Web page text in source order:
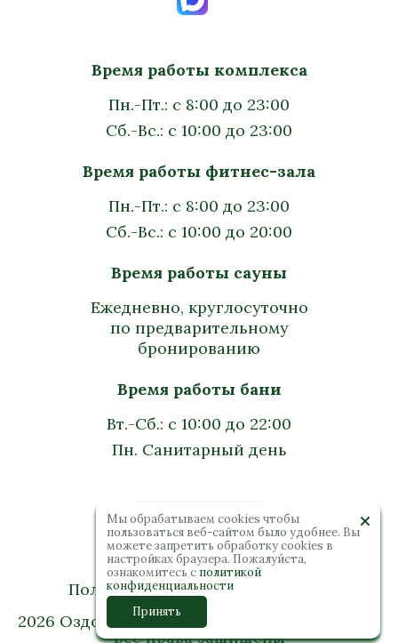
Время работы комплекса
Пн.-Пт.: с 8:00 до 23:00
Сб.-Вс.: с 10:00 до 23:00
Время работы фитнес-зала
Пн.-Пт.: с 8:00 до 23:00
Сб.-Вс.: с 10:00 до 20:00
Время работы сауны
Ежедневно, круглосуточно
по предварительному
бронированию
Время работы бани
Вт.-Сб.: с 10:00 до 22:00
Пн. Санитарный день
Политика конфиденциальности
2026 Оздоровительный комплекс “Колибри”.
Все права защищены
Мы обрабатываем cookies чтобы
пользоваться веб-сайтом было удобнее. Вы
можете запретить обработку сookies в
настройках браузера. Пожалуйста,
ознакомитесь с политикой
конфиденциальности
Принять